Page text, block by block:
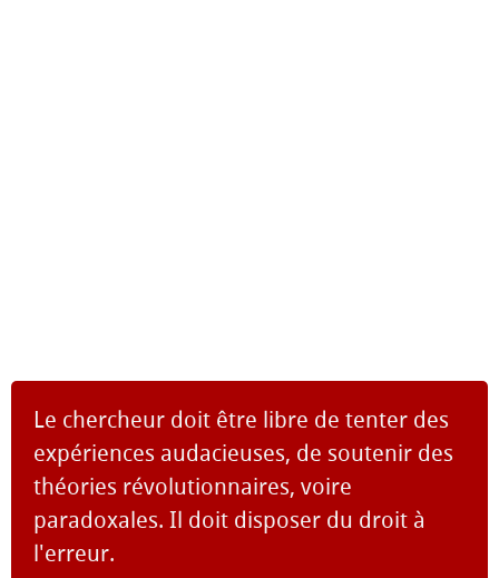
Le chercheur doit être libre de tenter des
expériences audacieuses, de soutenir des
théories révolutionnaires, voire
paradoxales. Il doit disposer du droit à
l'erreur.